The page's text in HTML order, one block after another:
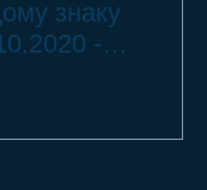
знаку
-